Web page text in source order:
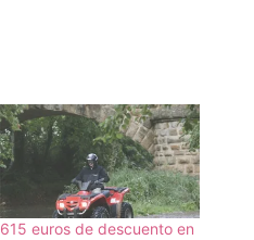
615 euros de descuento en